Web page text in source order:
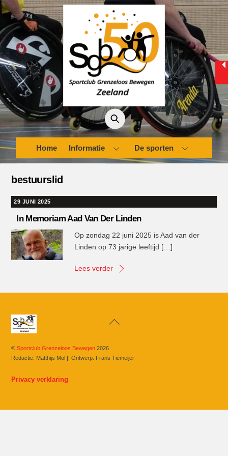
Skip
content
Home Informatie De sporten
bestuurslid
29 JUNI 2025
In Memoriam Aad Van Der Linden
Op zondag 22 juni 2025 is Aad van der
Linden op 73 jarige leeftijd […]
Lees verder
Back
©Sportclub Grenzeloos Bewegen 2026
Redactie: Matthijs Mol || Ontwerp: Frans Tiemeijer
Privacy verklaring